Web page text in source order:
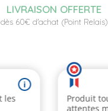
LIVRAISON OFFERTE
dès 60€ d'achat (Point Relais)